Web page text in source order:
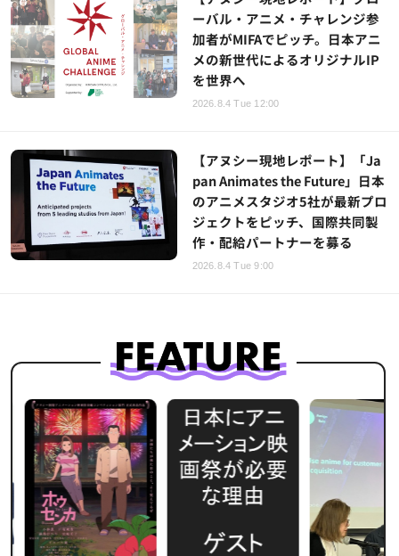
ーバル・アニメ・チャレンジ参
加者がMIFAでピッチ。日本アニ
メの新世代によるオリジナルIP
を世界へ
2026.8.4 Tue 12:00
【アヌシー現地レポート】「Ja
pan Animates the Future」日本
のアニメスタジオ5社が最新プロ
ジェクトをピッチ、国際共同製
作・配給パートナーを募る
2026.8.4 Tue 9:00